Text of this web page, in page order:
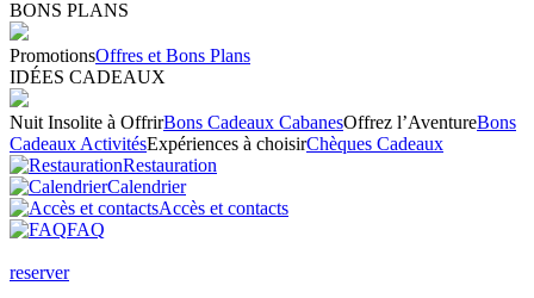
BONS PLANS
PromotionsOffres et Bons Plans
IDÉES CADEAUX
Nuit Insolite à OffrirBons Cadeaux CabanesOffrez l’AventureBons
Cadeaux ActivitésExpériences à choisirChèques Cadeaux
Restauration
Calendrier
Accès et contacts
FAQ
reserver